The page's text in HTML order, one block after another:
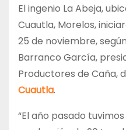
El ingenio La Abeja,
Cuautla, Morelos,
25 de noviembre,
Barranco García,
Productores de Caña,
Cuautla.
“El año pasado